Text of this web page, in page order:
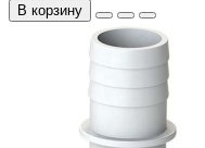
В корзину